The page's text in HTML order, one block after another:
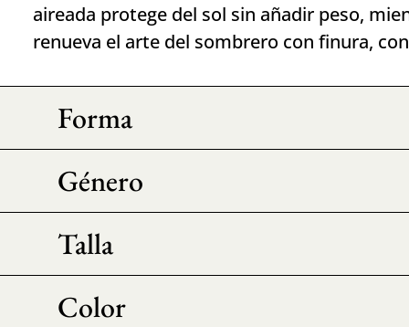
aireada protege del sol sin añadir peso,
renueva el arte del sombrero con finura,
Forma
Género
Talla
Color